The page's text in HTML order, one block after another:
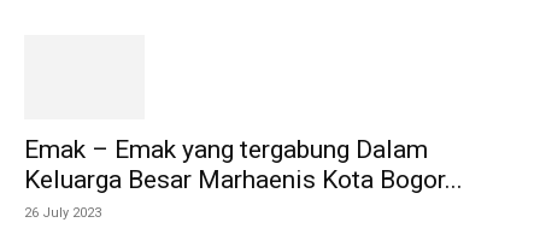
Emak – Emak yang tergabung Dalam
Keluarga Besar Marhaenis Kota Bogor...
26 July 2023